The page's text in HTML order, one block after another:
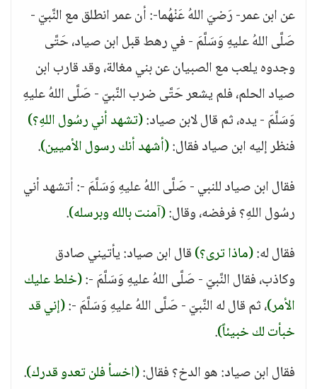
عن ابن عمر- رَضيَ اللهُ عَنْهُما-: أن عمر انطلق مع النَّبيّ -
صَلَّى اللهُ عليهِ وَسَلَّمَ - في رهط قبل ابن صياد، حَتَّى
وجدوه يلعب مع الصبيان عن بني مغالة، وقد قارب ابن
صياد الحلم، فلم يشعر حَتَّى ضرب النَّبيّ - صَلَّى اللهُ عليهِ
وَسَلَّمَ - يده، ثم قال لابن صياد:(تشهد أني رسُول اللهِ؟)
فنظر إليه ابن صياد فقال:(أشهد أنك رسول الأميين).
فقال ابن صياد للنبي - صَلَّى اللهُ عليهِ وَسَلَّمَ -: أتشهد أني
رسُول اللهِ؟ فرفضه، وقال:(آمنت بالله وبرسله).
فقال له:(ماذا ترى؟)قال ابن صياد: يأتيني صادق
وكاذب، فقال النَّبيّ - صَلَّى اللهُ عليهِ وَسَلَّمَ -:(خلط عليك
الأمر)، ثم قال له النَّبيّ - صَلَّى اللهُ عليهِ وَسَلَّمَ -:(إني قد
خبأت لك خبيئاً).
فقال ابن صياد: هو الدخ؟ فقال:(اخسأ فلن تعدو قدرك).